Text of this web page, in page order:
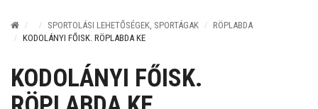
SPORTOLÁSI LEHETŐSÉGEK, SPORTÁGAK
RÖPLABDA
KODOLÁNYI FŐISK. RÖPLABDA KE
KODOLÁNYI FŐISK.